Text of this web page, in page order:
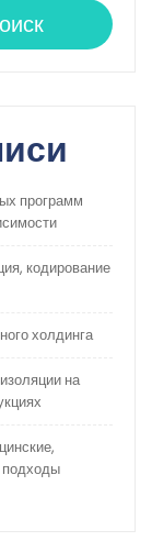
программ
кодирование
холдинга
на
подходы